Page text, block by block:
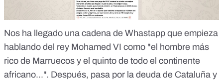
Nos ha llegado una cadena de Whastapp que empieza
hablando del rey Mohamed VI como "el hombre más
rico de Marruecos y el quinto de todo el continente
africano...". Después, pasa por la deuda de Cataluña y